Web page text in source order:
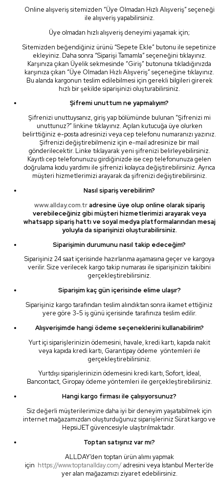
Online alışveriş sitemizden “Üye Olmadan Hızlı Alışveriş” seçeneği
ile alışveriş yapabilirsiniz.
Üye olmadan hızlı alışveriş deneyimi yaşamak için;
Sitemizden beğendiğiniz ürünü “Sepete Ekle” butonu ile sepetinize
ekleyiniz. Daha sonra “Siparişi Tamamla” seçeneğini tıklayınız.
Karşınıza çıkan Üyelik sekmesinde “Giriş” butonuna tıkladığınızda
karşınıza çıkan “Üye Olmadan Hızlı Alışveriş” seçeneğine tıklayınız.
Bu alanda kargonun teslim edilebilmesi için gerekli bilgileri girerek
hızlı bir şekilde siparişinizi oluşturabilirsiniz.
Şifremi unuttum ne yapmalıyım?
Şifrenizi unuttuysanız, giriş yap bölümünde bulunan “Şifrenizi mi
unuttunuz?” linkine tıklayınız. Açılan kutucuğa üye olurken
belirttiğiniz e-posta adresinizi veya cep telefonu numaranızı yazınız.
Şifrenizi değiştirebilmeniz için e-mail adresinize bir mail
gönderilecektir. Linke tıklayarak yeni şifrenizi belirleyebilirsiniz.
Kayıtlı cep telefonunuzu girdiğinizde ise cep telefonunuza gelen
doğrulama kodu yardımı ile şifrenizi kolayca değiştirebilirsiniz. Ayrıca
müşteri hizmetlerimizi arayarak da şifrenizi değiştirebilirsiniz.
Nasıl sipariş verebilirim?
www.allday.com.tradresine üye olup online olarak sipariş
verebileceğiniz gibi müşteri hizmetlerimizi arayarak veya
whatsapp sipariş hattı ve soyal medya platformalarından mesaj
yoluyla da siparişinizi oluşturabilirsiniz.
Siparişimin durumunu nasıl takip edeceğim?
Siparişiniz 24 saat içerisinde hazırlanma aşamasına geçer ve kargoya
verilir. Size verilecek kargo takip numarası ile siparişinizin takibini
gerçekleştirebilirsiniz.
Siparişim kaç gün içerisinde elime ulaşır?
Siparişiniz kargo tarafından teslim alındıktan sonra ikamet ettiğiniz
yere göre 3-5 iş günü içerisinde tarafınıza teslim edilir.
Alışverişimde hangi ödeme seçeneklerini kullanabilirim?
Yurt içi siparişlerinizin ödemesini, havale, kredi kartı, kapıda nakit
veya kapıda kredi kartı, Garantipay ödeme yöntemleri ile
gerçekleştirebilirsiniz.
Yurtdışı siparişlerinizin ödemesini kredi kartı, Sofort, İdeal,
Bancontact, Giropay ödeme yöntemleri ile gerçekleştirebilirsiniz.
Hangi kargo firması ile çalışıyorsunuz?
Siz değerli müşterilerimize daha iyi bir deneyim yaşatabilmek için
internet mağazamızdan oluşturduğunuz siparişleriniz Sürat kargo ve
HepsiJET güvencesiyle ulaştırılmaktadır.
Toptan satışınız var mı?
ALLDAY’den toptan ürün alımı yapmak
için https://www.toptanallday.com/adresini veya İstanbul Merter’de
yer alan mağazamızı ziyaret edebilirsiniz.